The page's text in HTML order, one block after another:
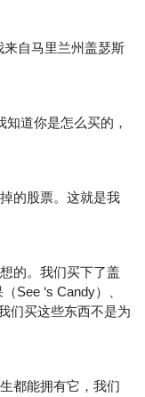
来自马里兰州盖瑟斯
道你是怎么买的，
的股票。这就是我
的。我们买下了盖
See ‘s Candy）、
们买这些东西不是为
都能拥有它，我们